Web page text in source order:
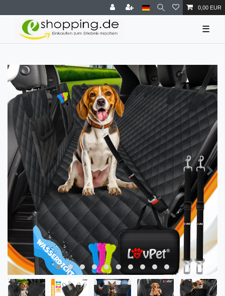
0,00 EUR
☰